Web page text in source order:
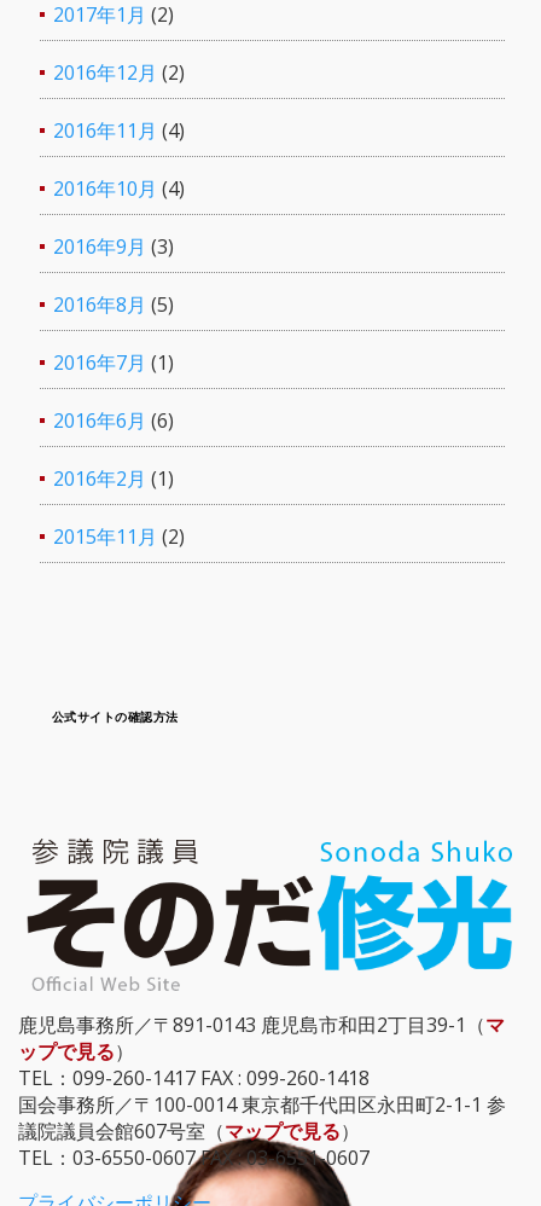
2017年1月 (2)
2016年12月 (2)
2016年11月 (4)
2016年10月 (4)
2016年9月 (3)
2016年8月 (5)
2016年7月 (1)
2016年6月 (6)
2016年2月 (1)
2015年11月 (2)
公式サイトの確認方法
鹿児島事務所／〒891-0143 鹿児島市和田2丁目39-1（マ
ップで見る）
TEL：099-260-1417 FAX : 099-260-1418
国会事務所／〒100-0014 東京都千代田区永田町2-1-1 参
議院議員会館607号室（マップで見る）
TEL：03-6550-0607 FAX : 03-6551-0607